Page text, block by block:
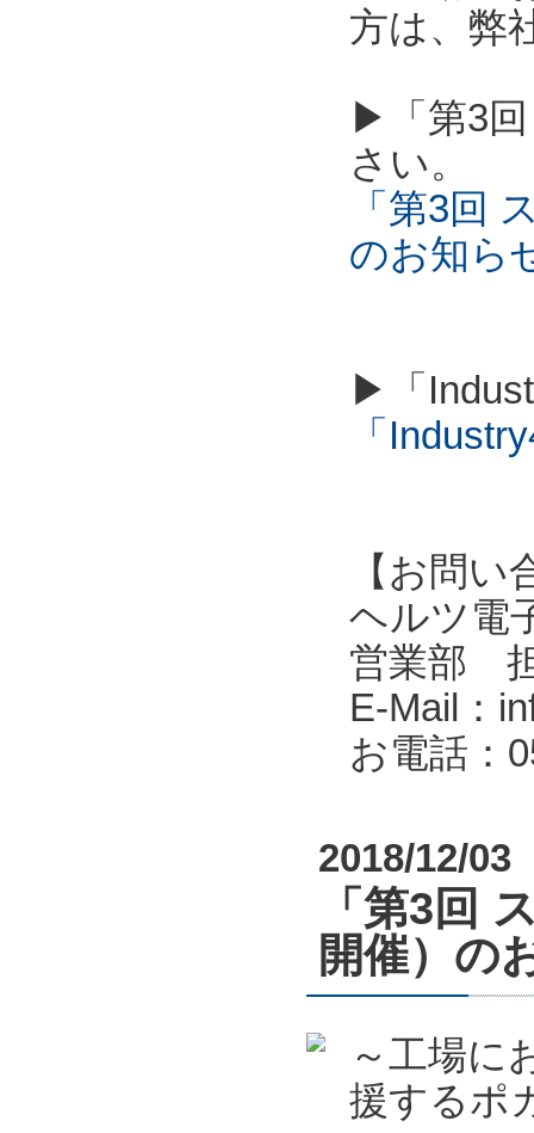
方は、弊
▶「第3回
さい。
「第3回
のお知ら
▶「
「
【お問い
ヘルツ電
営業部
E-Mail：
お電話：
2018/12/03
「第3回
開催）の
～工場に
援するポ